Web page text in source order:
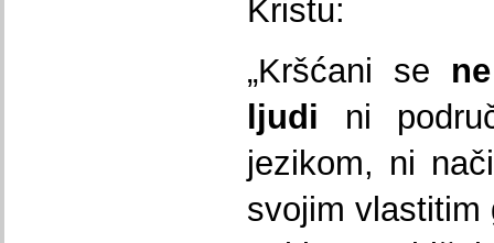
Kristu:
„Kršćani se ne
ljudi ni
jezikom, ni
svojim vlastitim